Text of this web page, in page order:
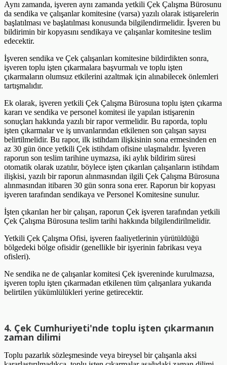
Aynı zamanda, işveren aynı zamanda yetkili Çek Çalışma Bürosunu
da sendika ve çalışanlar komitesine (varsa) yazılı olarak istişarelerin
başlatılması ve başlatılması konusunda bilgilendirmelidir. İşveren bu
bildirimin bir kopyasını sendikaya ve çalışanlar komitesine teslim
edecektir.
İşveren sendika ve Çek çalışanları komitesine bildirdikten sonra,
işveren toplu işten çıkarmalara başvurmalı ve toplu işten
çıkarmaların olumsuz etkilerini azaltmak için alınabilecek önlemleri
tartışmalıdır.
Ek olarak, işveren yetkili Çek Çalışma Bürosuna toplu işten çıkarma
kararı ve sendika ve personel komitesi ile yapılan istişarenin
sonuçları hakkında yazılı bir rapor vermelidir. Bu raporda, toplu
işten çıkarmalar ve iş unvanlarından etkilenen son çalışan sayısı
belirtilmelidir. Bu rapor, ilk istihdam ilişkisinin sona ermesinden en
az 30 gün önce yetkili Çek istihdam ofisine ulaşmalıdır. İşveren
raporun son teslim tarihine uymazsa, iki aylık bildirim süresi
otomatik olarak uzatılır, böylece işten çıkarılan çalışanların istihdam
ilişkisi, yazılı bir raporun alınmasından ilgili Çek Çalışma Bürosuna
alınmasından itibaren 30 gün sonra sona erer. Raporun bir kopyası
işveren tarafından sendikaya ve Personel Komitesine sunulur.
İşten çıkarılan her bir çalışan, raporun Çek işveren tarafından yetkili
Çek Çalışma Bürosuna teslim tarihi hakkında bilgilendirilmelidir.
Yetkili Çek Çalışma Ofisi, işveren faaliyetlerinin yürütüldüğü
bölgedeki bölge ofisidir (genellikle bir işyerinin fabrikası veya
ofisleri).
Ne sendika ne de çalışanlar komitesi Çek işvereninde kurulmazsa,
işveren toplu işten çıkarmadan etkilenen tüm çalışanlara yukarıda
belirtilen yükümlülükleri yerine getirecektir.
4. Çek Cumhuriyeti'nde toplu işten çıkarmanın
zaman dilimi
Toplu pazarlık sözleşmesinde veya bireysel bir çalışanla aksi